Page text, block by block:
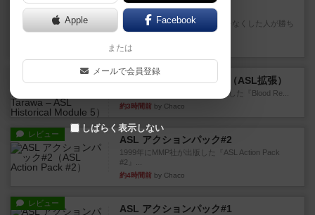
レビュー ラミィキューブ
数字の牌を出して1番早く手札をなくした人が勝ち
というシンプルだけど非常...
約2時間前
ブラッドリーフ：タラワ（ASL拡張）
1996年にHeat of Battle社が出版した『Blood Re...
約3時間前 by Chaco
レビュー ASL アクションパック#2
1999年にMMP社が出版した『ASL Action Pack
#2』...
約4時間前 by Chaco
レビュー ASL アクションパック#1
Apple Facebook
または
メールで会員登録
しばらく表示しない